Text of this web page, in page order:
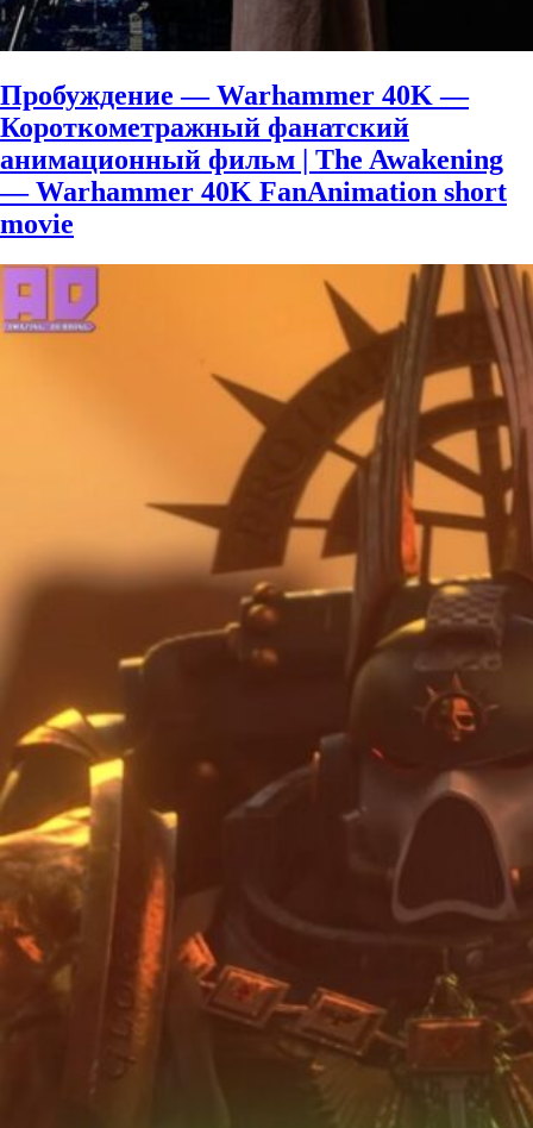
Пробуждение — Warhammer 40K —
Короткометражный фанатский
анимационный фильм | The Awakening
— Warhammer 40K FanAnimation short
movie